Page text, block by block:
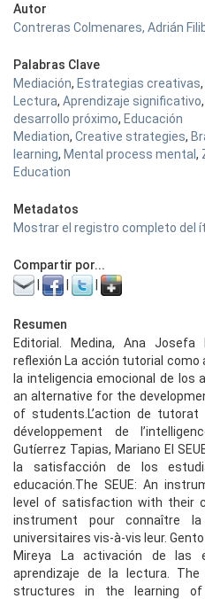
Autor
Contreras Colmenares, Adrián
Palabras Clave
Mediación, Estrategias creativas,
Lectura, Aprendizaje significativo,
desarrollo próximo, Educación
Mediation, Creative strategies,
learning, Mental process mental ,
Education
Metadatos
Mostrar el registro completo del
Compartir por...
Resumen
Editorial. Medina, Ana Josefa
reflexión La acción tutorial como
la inteligencia emocional de los
an alternative for the
of students.L’action de
développement de
Gutíerrez Tapias, Mariano El
la satisfacción de los
educación.The SEUE: An
level of satisfaction with their
instrument pour connaître
universitaires vis-à-vis leur.
Mireya La activación de las
aprendizaje de la lectura.
structures in the learning of